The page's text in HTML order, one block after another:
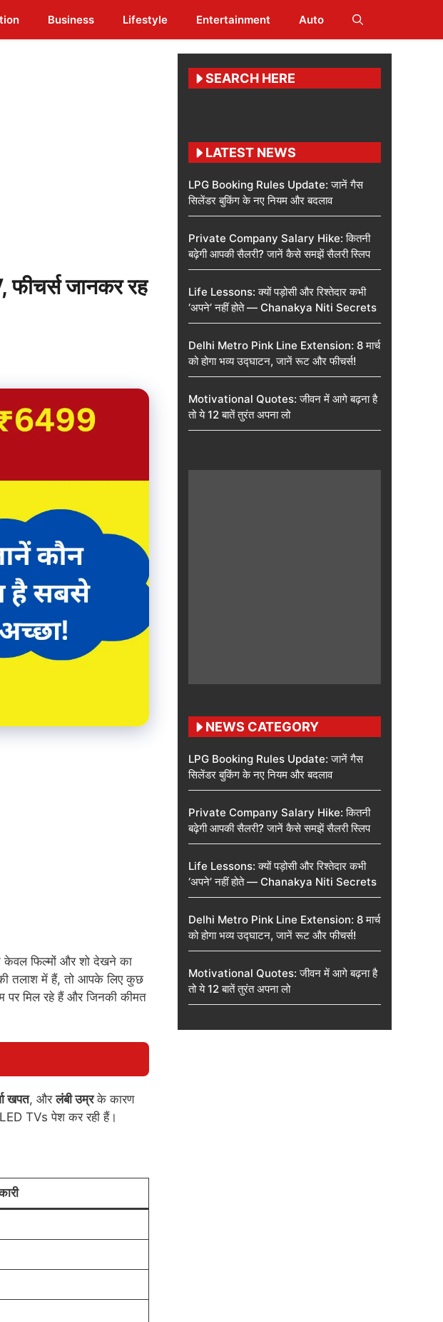
Business Lifestyle Entertainment Auto
जानकर रह
केवल फिल्मों और शो देखने का
की तलाश में हैं, तो आपके लिए कुछ
पर मिल रहे हैं और जिनकी कीमत
खपत, औरलंबी उम्रके कारण
TVs पेश कर रही हैं।
SEARCH HERE
LATEST NEWS
LPG Booking Rules Update: जानें गैस
सिलेंडर बुकिंग के नए नियम और बदलाव
Private Company Salary Hike: कितनी
बढ़ेगी आपकी सैलरी? जानें कैसे समझें सैलरी स्लिप
Life Lessons: क्यों पड़ोसी और रिश्तेदार कभी
‘अपने’ नहीं होते — Chanakya Niti Secrets
Delhi Metro Pink Line Extension: 8 मार्च
को होगा भव्य उद्घाटन, जानें रूट और फीचर्स!
Motivational Quotes: जीवन में आगे बढ़ना है
तो ये 12 बातें तुरंत अपना लो
NEWS CATEGORY
LPG Booking Rules Update: जानें गैस
सिलेंडर बुकिंग के नए नियम और बदलाव
Private Company Salary Hike: कितनी
बढ़ेगी आपकी सैलरी? जानें कैसे समझें सैलरी स्लिप
Life Lessons: क्यों पड़ोसी और रिश्तेदार कभी
‘अपने’ नहीं होते — Chanakya Niti Secrets
Delhi Metro Pink Line Extension: 8 मार्च
को होगा भव्य उद्घाटन, जानें रूट और फीचर्स!
Motivational Quotes: जीवन में आगे बढ़ना है
तो ये 12 बातें तुरंत अपना लो